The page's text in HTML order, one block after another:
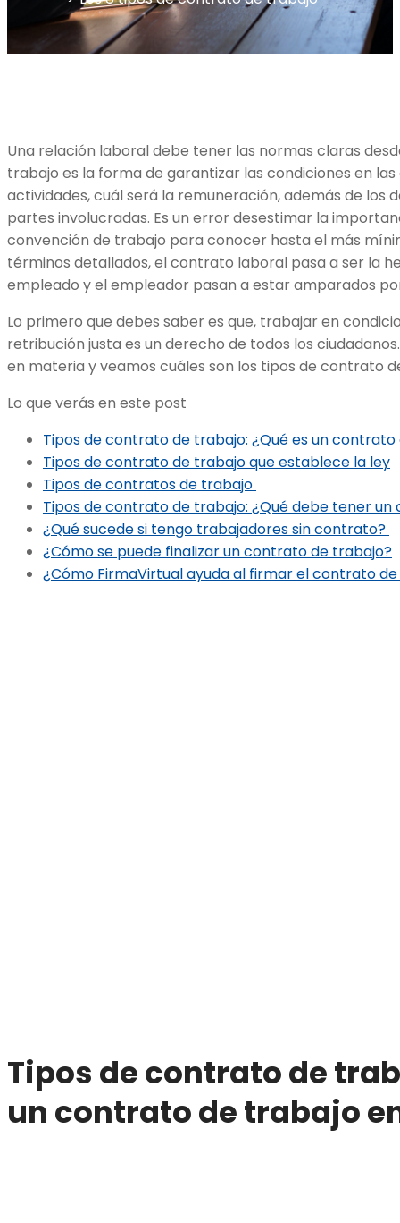
Una relación laboral debe tener las normas claras
trabajo es la forma de garantizar las condiciones en las
actividades, cuál será la remuneración, además de los
partes involucradas. Es un error desestimar la
convención de trabajo para conocer hasta el más
términos detallados, el contrato laboral pasa a ser la
empleado y el empleador pasan a estar amparados
Lo primero que debes saber es que, trabajar en
retribución justa es un derecho de todos los
en materia y veamos cuáles son los tipos de contrato
Lo que verás en este post
Tipos de contrato de trabajo: ¿Qué es un
Tipos de contrato de trabajo que establece la ley
Tipos de contratos de trabajo
Tipos de contrato de trabajo: ¿Qué debe tener
¿Qué sucede si tengo trabajadores sin contrato?
¿Cómo se puede finalizar un contrato de trabajo?
¿Cómo FirmaVirtual ayuda al firmar el contrato
Tipos de contrato de
un contrato de trabajo